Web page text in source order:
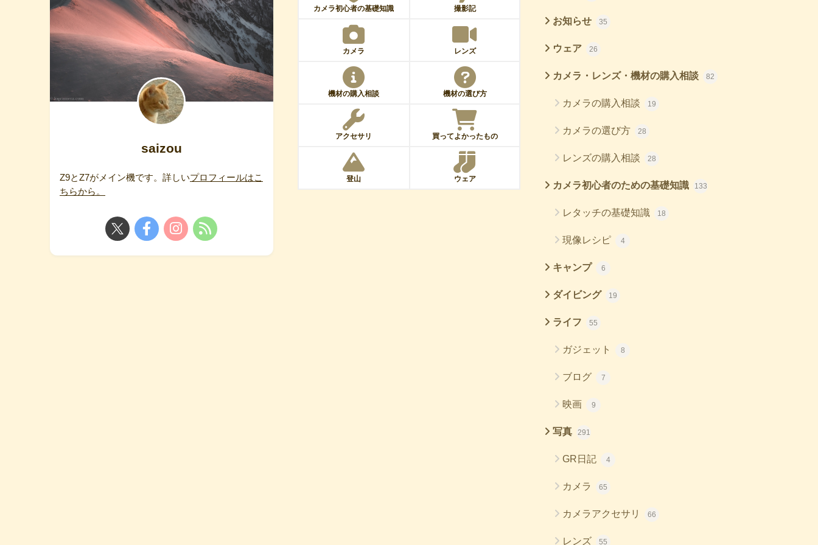
saizou
Z9とZ7がメイン機です。詳しいプロフィールはこ
ちらから。
カメラ初心者の基礎知識 撮影記
カメラ レンズ
機材の購入相談 機材の選び方
アクセサリ 買ってよかったもの
登山 ウェア
お知らせ 35
ウェア 26
カメラ・レンズ・機材の購入相談 82
カメラの購入相談 19
カメラの選び方 28
レンズの購入相談 28
カメラ初心者のための基礎知識 133
レタッチの基礎知識 18
現像レシピ 4
キャンプ 6
ダイビング 19
ライフ 55
ガジェット 8
ブログ 7
映画 9
写真 291
GR日記 4
カメラ 65
カメラアクセサリ 66
レンズ 55